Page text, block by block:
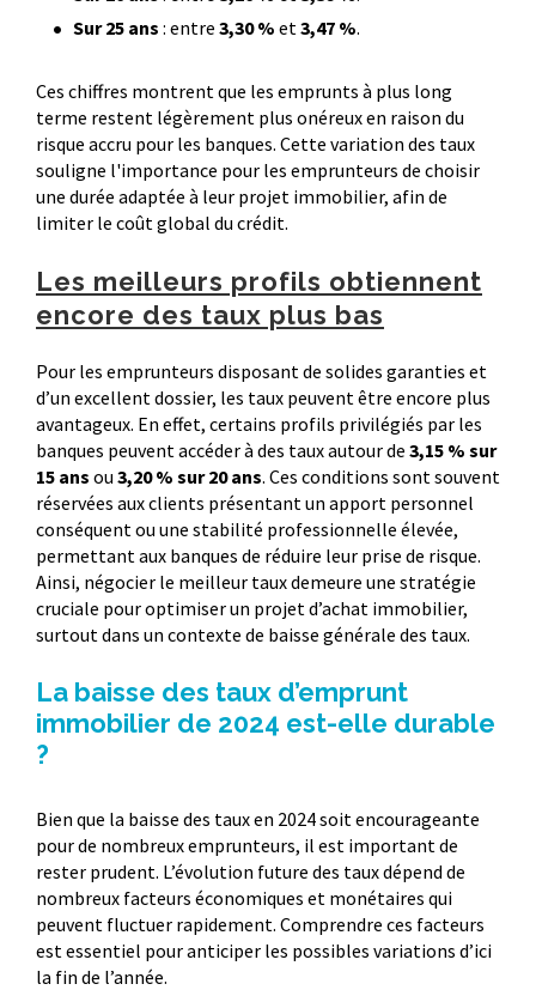
Sur 25 ans : entre 3,30 % et 3,47 %.
Ces chiffres montrent que les emprunts à plus long
terme restent légèrement plus onéreux en raison du
risque accru pour les banques. Cette variation des taux
souligne l'importance pour les emprunteurs de choisir
une durée adaptée à leur projet immobilier, afin de
limiter le coût global du crédit.
Les meilleurs profils obtiennent
encore des taux plus bas
Pour les emprunteurs disposant de solides garanties et
d’un excellent dossier, les taux peuvent être encore plus
avantageux. En effet, certains profils privilégiés par les
banques peuvent accéder à des taux autour de 3,15 % sur
15 ans ou 3,20 % sur 20 ans. Ces conditions sont souvent
réservées aux clients présentant un apport personnel
conséquent ou une stabilité professionnelle élevée,
permettant aux banques de réduire leur prise de risque.
Ainsi, négocier le meilleur taux demeure une stratégie
cruciale pour optimiser un projet d’achat immobilier,
surtout dans un contexte de baisse générale des taux.
La baisse des taux d’emprunt
immobilier de 2024 est-elle durable
?
Bien que la baisse des taux en 2024 soit encourageante
pour de nombreux emprunteurs, il est important de
rester prudent. L’évolution future des taux dépend de
nombreux facteurs économiques et monétaires qui
peuvent fluctuer rapidement. Comprendre ces facteurs
est essentiel pour anticiper les possibles variations d’ici
la fin de l’année.